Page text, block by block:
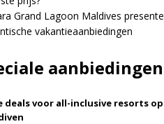
Grand Lagoon Maldives
vakantieaanbiedingen
aanbiedingen
deals voor all-inclusive resorts